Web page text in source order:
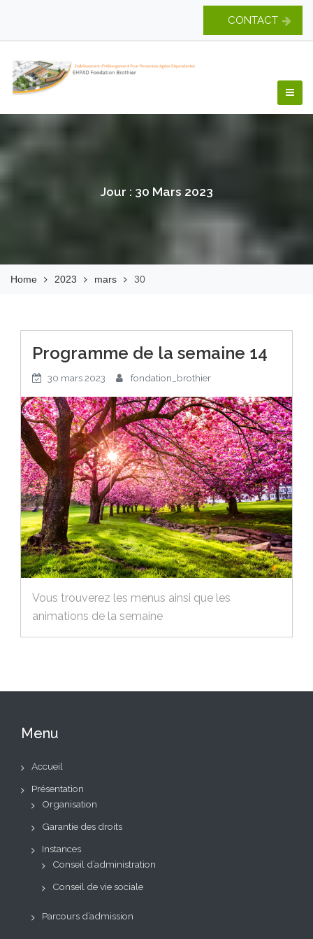
content
CONTACT
Brothier
Jour : 30 Mars 2023
Home 2023 mars 30
Programme de la semaine 14
30 mars 2023 fondation_brothier
Vous trouverez les menus ainsi que les
animations de la semaine
Menu
Accueil
Présentation
Organisation
Garantie des droits
Instances
Conseil d’administration
Conseil de vie sociale
Parcours d’admission